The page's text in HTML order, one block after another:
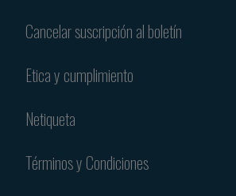
Cancelar suscripción al boletín
Etica y cumplimiento
Netiqueta
Términos y Condiciones